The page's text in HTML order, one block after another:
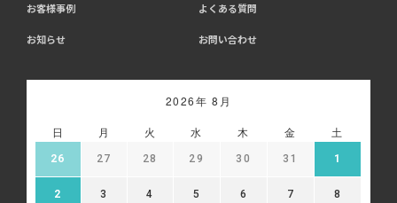
お客様事例 よくある質問
お知らせ お問い合わせ
2026年 8月
日 月 火 水 木 金 土
26 27 28 29 30 31 1
2 3 4 5 6 7 8